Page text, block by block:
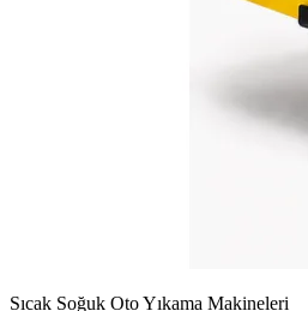
Sıcak Soğuk Oto Yıkama Makineleri